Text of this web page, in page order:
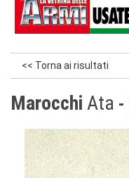
<< Torna ai risultati
Marocchi Ata